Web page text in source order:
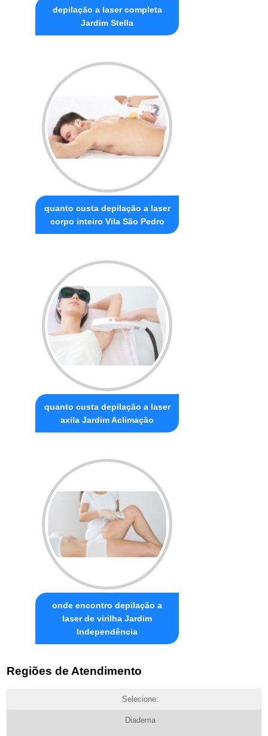
depilação a laser completa
Jardim Stella
quanto custa depilação a laser
corpo inteiro Vila São Pedro
quanto custa depilação a laser
axila Jardim Aclimação
onde encontro depilação a
laser de virilha Jardim
Independência
Regiões de Atendimento
Selecione:
Diadema